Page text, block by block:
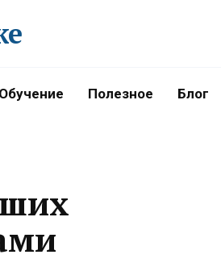
Обучение Полезное Блог